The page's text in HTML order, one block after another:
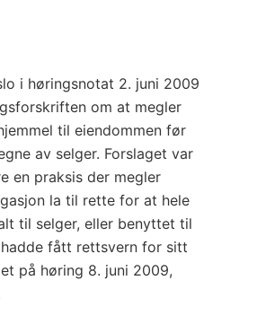
i høringsnotat 2. juni 2009
om at megler
til eiendommen før
av selger. Forslaget var
en praksis der megler
la til rette for at hele
til selger, eller benyttet til
fått rettsvern for sitt
på høring 8. juni 2009,